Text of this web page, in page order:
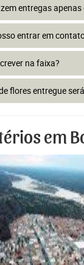
entregas
entrar em
na faixa?
flores entregue
em